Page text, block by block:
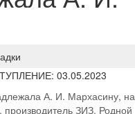
03.05.2023
А. И. Мархасину, на
ЗИЗ. Родной